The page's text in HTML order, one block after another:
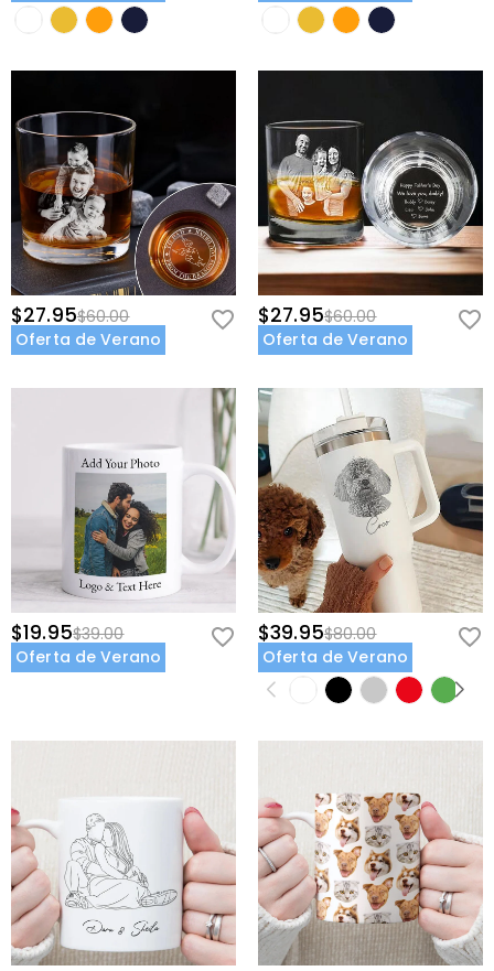
$27.95$60.00
Oferta de Verano
$27.95$60.00
Oferta de Verano
$19.95$39.00
Oferta de Verano
$39.95$80.00
Oferta de Verano